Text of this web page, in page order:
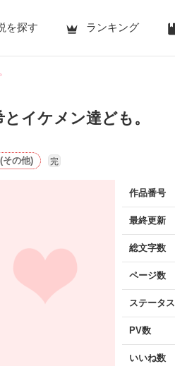
を探す ランキング
とイケメン達ども。
その他) 完
作品番号
最終更新
総文字数
ページ数
ステータス
PV数
いいね数